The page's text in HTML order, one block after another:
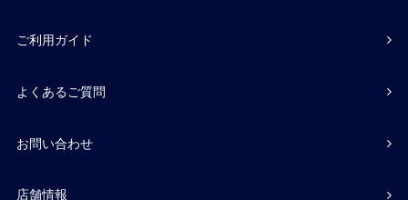
ご利用ガイド
よくあるご質問
お問い合わせ
店舗情報